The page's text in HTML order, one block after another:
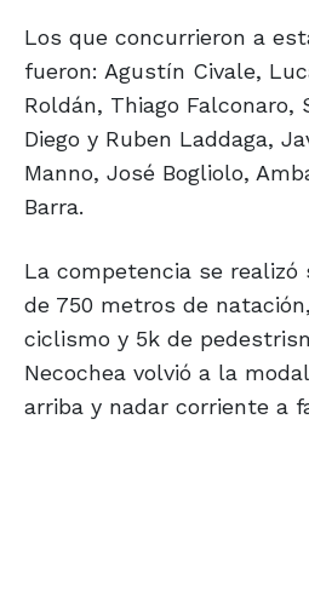
Los que concurrieron a
fueron: Agustín Civale,
Roldán, Thiago Falconaro,
Diego y Ruben Laddaga,
Manno, José Bogliolo,
Barra.
La competencia se
de 750 metros de
ciclismo y 5k de
Necochea volvió a la
arriba y nadar corriente a